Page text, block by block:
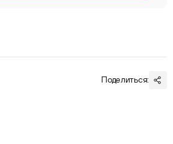
Поделиться: